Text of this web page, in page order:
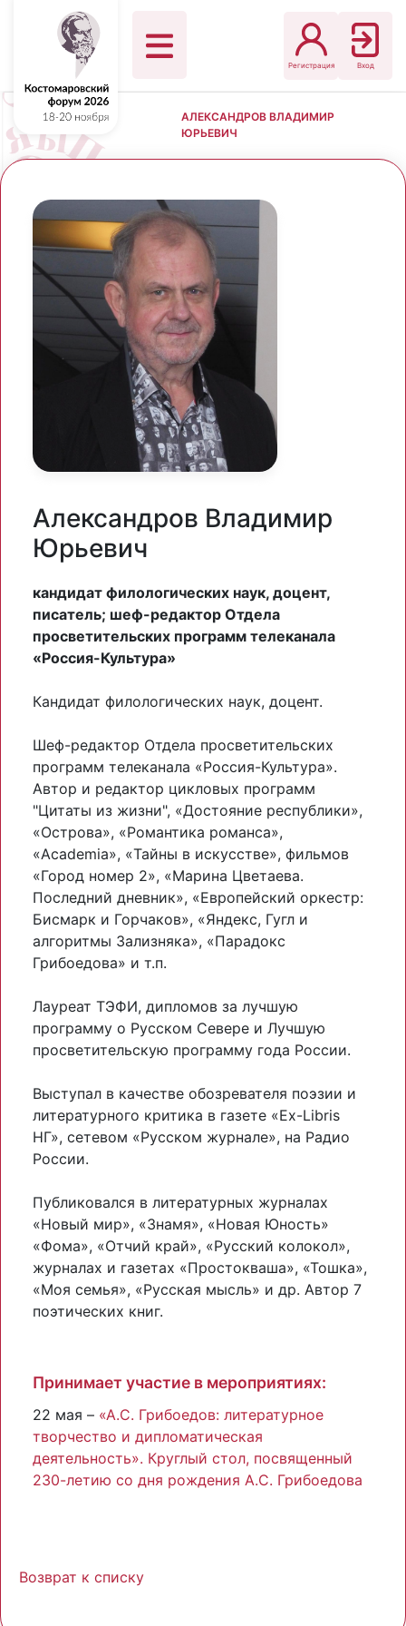
Регистрация Вход
АЛЕКСАНДРОВ ВЛАДИМИР
ЮРЬЕВИЧ
Александров Владимир
Юрьевич
кандидат филологических наук, доцент,
писатель; шеф-редактор Отдела
просветительских программ телеканала
«Россия-Культура»
Кандидат филологических наук, доцент.
Шеф-редактор Отдела просветительских
программ телеканала «Россия-Культура».
Автор и редактор цикловых программ
"Цитаты из жизни", «Достояние республики»,
«Острова», «Романтика романса»,
«Academia», «Тайны в искусстве», фильмов
«Город номер 2», «Марина Цветаева.
Последний дневник», «Европейский оркестр:
Бисмарк и Горчаков», «Яндекс, Гугл и
алгоритмы Зализняка», «Парадокс
Грибоедова» и т.п.
Лауреат ТЭФИ, дипломов за лучшую
программу о Русском Севере и Лучшую
просветительскую программу года России.
Выступал в качестве обозревателя поэзии и
литературного критика в газете «Ex-Libris
НГ», сетевом «Русском журнале», на Радио
России.
Публиковался в литературных журналах
«Новый мир», «Знамя», «Новая Юность»
«Фома», «Отчий край», «Русский колокол»,
журналах и газетах «Простокваша», «Тошка»,
«Моя семья», «Русская мысль» и др. Автор 7
поэтических книг.
Принимает участие в мероприятиях:
22 мая – «А.С. Грибоедов: литературное
творчество и дипломатическая
деятельность». Круглый стол, посвященный
230-летию со дня рождения А.С. Грибоедова
Возврат к списку